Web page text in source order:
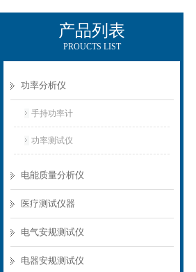
产品列表
PROUCTS LIST
功率分析仪
手持功率计
功率测试仪
电能质量分析仪
医疗测试仪器
电气安规测试仪
电器安规测试仪